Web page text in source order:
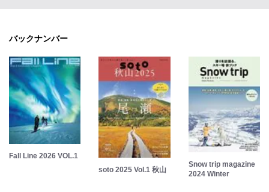
バックナンバー
Fall Line 2026 VOL.1
soto 2025 Vol.1 秋山
Snow trip magazine
2024 Winter